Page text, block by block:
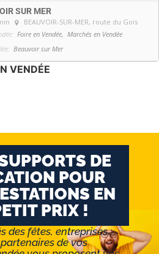
SUR MER
BEAUVOIR-SUR-MER, route du Gois
Foire en Vendée, Marchés en Vendée
Beauvoir sur Mer
VENDÉE
DE
POUR
EN
PRIX !
des fêtes, entreprises :
de vos